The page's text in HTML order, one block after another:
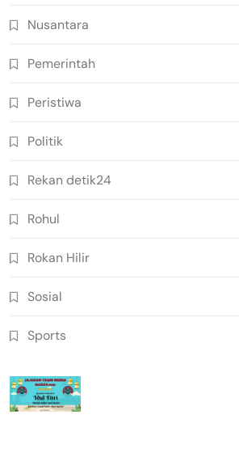
Nusantara
Pemerintah
Peristiwa
Politik
Rekan detik24
Rohul
Rokan Hilir
Sosial
Sports